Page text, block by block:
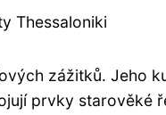
Thessaloniki
zážitků. Jeho
prvky starověké